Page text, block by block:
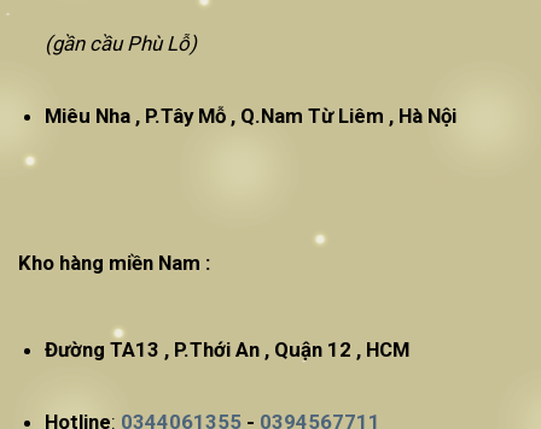
(gần cầu Phù Lỗ)
Miêu Nha , P.Tây Mỗ , Q.Nam Từ Liêm , Hà Nội
Kho hàng miền Nam :
Đường TA13 , P.Thới An , Quận 12 , HCM
Hotline: 0344061355- 0394567711